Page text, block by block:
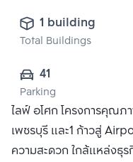
1 building
Total Buildings
41
Parking
ไลฟ์ อโศก โครงการคุณภา
เพชรบุรี และ1 ก้าวสู่
ความสะดวก ใกล้แหล่งธุ